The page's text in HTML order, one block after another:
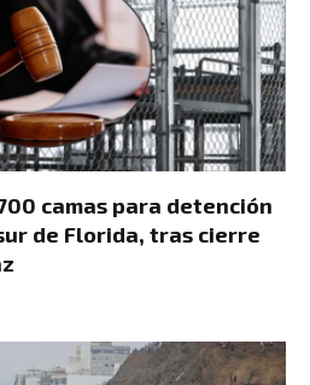
camas para detención
de Florida, tras cierre